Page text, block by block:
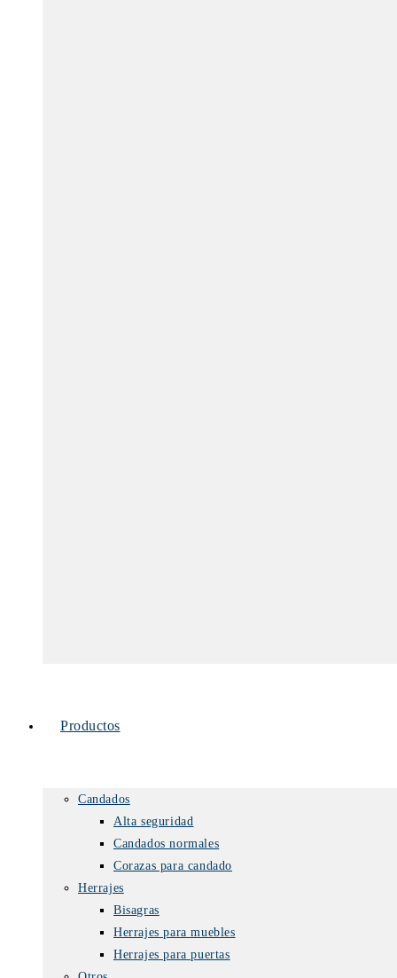
Productos
Candados
Alta seguridad
Candados normales
Corazas para candado
Herrajes
Bisagras
Herrajes para muebles
Herrajes para puertas